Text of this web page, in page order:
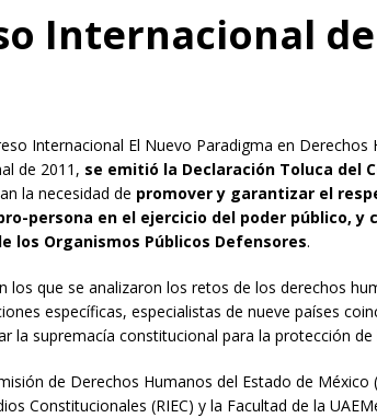
Internacional de
Internacional El Nuevo Paradigma en Derechos
de 2011, se emitió la Declaración Toluca del
la necesidad de promover y garantizar el
persona en el ejercicio del poder público, y
los Organismos Públicos Defensores.
los que se analizaron los retos de los derechos
específicas, especialistas de nueve países
la supremacía constitucional para la protección
de Derechos Humanos del Estado de México
Constitucionales (RIEC) y la Facultad de la